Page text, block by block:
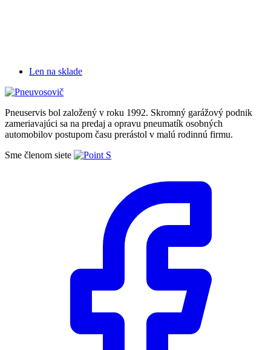
Len na sklade
Pneuservis bol založený v roku 1992. Skromný garážový podnik
zameriavajúci sa na predaj a opravu pneumatík osobných
automobilov postupom času prerástol v malú rodinnú firmu.
Sme členom siete